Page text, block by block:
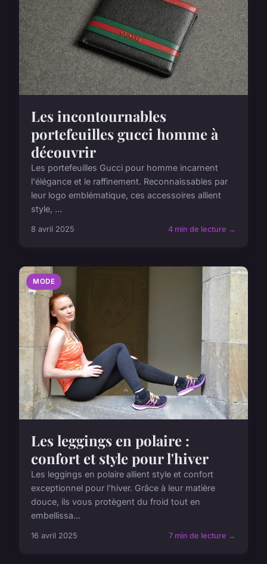
Les incontournables
portefeuilles gucci homme à
découvrir
Les portefeuilles Gucci pour homme incarnent
l'élégance et le raffinement. Reconnaissables par
leur logo emblématique, ces accessoires allient
style, ...
8 avril 2025 4 min de lecture →
MODE
Les leggings en polaire :
confort et style pour l'hiver
Les leggings en polaire allient style et confort
exceptionnel pour l'hiver. Grâce à leur matière
douce, ils vous protègent du froid tout en
embellissa...
16 avril 2025 7 min de lecture →